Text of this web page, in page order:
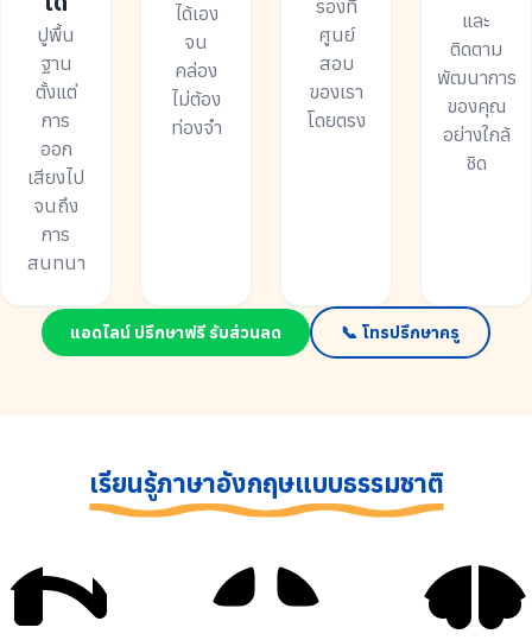
ปูพื้น
ฐาน
ตั้งแต่
การ
ออก
เสียงไป
จนถึง
การ
สนทนา
ได้เอง
จน
คล่อง
ไม่ต้อง
ท่องจำ
รองที่
ศูนย์
สอบ
ของเรา
โดยตรง
และ
ติดตาม
พัฒนาการ
ของคุณ
อย่างใกล้
ชิด
แอดไลน์ ปรึกษาฟรี รับส่วนลด 📞 โทรปรึกษาครู
เรียนรู้ภาษาอังกฤษแบบธรรมชาติ